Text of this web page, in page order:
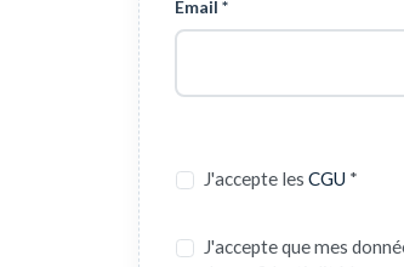
Email *
J'accepte les CGU *
J'accepte que mes